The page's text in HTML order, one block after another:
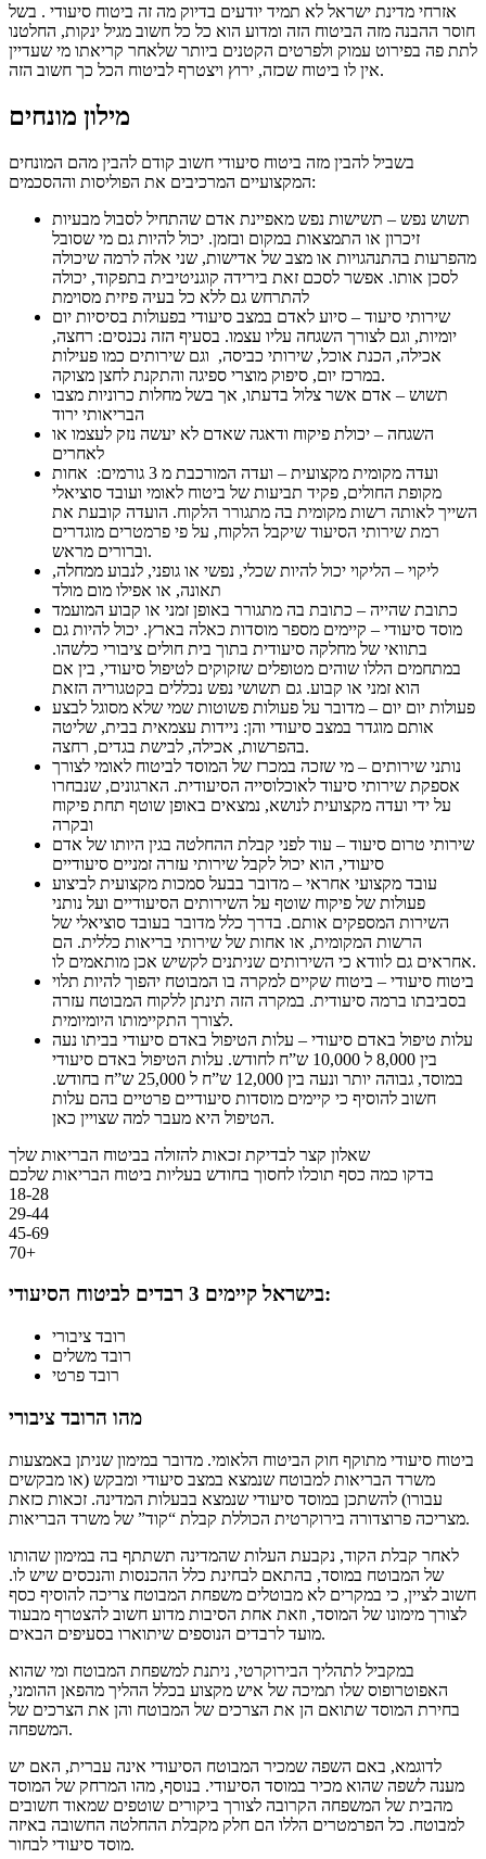
אזרחי מדינת ישראל לא תמיד יודעים בדיוק מה זה ביטוח סיעודי . בשל
חוסר ההבנה מזה הביטוח הזה ומדוע הוא כל כל חשוב מגיל ינקות, החלטנו
לתת פה בפירוט עמוק ולפרטים הקטנים ביותר שלאחר קריאתו מי שעדיין
אין לו ביטוח שכזה, ירוץ ויצטרף לביטוח הכל כך חשוב הזה.
מילון מונחים
בשביל להבין מזה ביטוח סיעודי חשוב קודם להבין מהם המונחים
המקצועיים המרכיבים את הפוליסות וההסכמים:
תשוש נפש – תשישות נפש מאפיינת אדם שהתחיל לסבול מבעיות
זיכרון או התמצאות במקום ובזמן. יכול להיות גם מי שסובל
מהפרעות בהתנהגויות או מצב של אדישות, שני אלה לרמה שיכולה
לסכן אותו. אפשר לסכם זאת בירידה קוגניטיבית בתפקוד, יכולה
להתרחש גם ללא כל בעיה פיזית מסוימת
שירותי סיעוד – סיוע לאדם במצב סיעודי בפעולות בסיסיות יום
יומיות, וגם לצורך השגחה עליו עצמו. בסעיף הזה נכנסים: רחצה,
אכילה, הכנת אוכל, שירותי כביסה, וגם שירותים כמו פעילות
במרכז יום, סיפוק מוצרי ספיגה והתקנת לחצן מצוקה.
תשוש – אדם אשר צלול בדעתו, אך בשל מחלות כרוניות מצבו
הבריאותי ירוד
השגחה – יכולת פיקוח ודאגה שאדם לא יעשה נזק לעצמו או
לאחרים
ועדה מקומית מקצועית – ועדה המורכבת מ 3 גורמים: אחות
מקופת החולים, פקיד תביעות של ביטוח לאומי ועובד סוציאלי
השייך לאותה רשות מקומית בה מתגורר הלקוח. הועדה קובעת את
רמת שירותי הסיעוד שיקבל הלקוח, על פי פרמטרים מוגדרים
וברורים מראש.
ליקוי – הליקוי יכול להיות שכלי, נפשי או גופני, לנבוע ממחלה,
תאונה, או אפילו מום מולד
כתובת שהייה – כתובת בה מתגורר באופן זמני או קבוע המועמד
מוסד סיעודי – קיימים מספר מוסדות כאלה בארץ. יכול להיות גם
בתוואי של מחלקה סיעודית בתוך בית חולים ציבורי כלשהו.
במתחמים הללו שוהים מטופלים שזקוקים לטיפול סיעודי, בין אם
הוא זמני או קבוע. גם תשושי נפש נכללים בקטגוריה הזאת
פעולות יום יום – מדובר על פעולות פשוטות שמי שלא מסוגל לבצע
אותם מוגדר במצב סיעודי והן: ניידות עצמאית בבית, שליטה
בהפרשות, אכילה, לבישת בגדים, רחצה.
נותני שירותים – מי שזכה במכרז של המוסד לביטוח לאומי לצורך
אספקת שירותי סיעוד לאוכלוסייה הסיעודית. הארגונים, שנבחרו
על ידי ועדה מקצועית לנושא, נמצאים באופן שוטף תחת פיקוח
ובקרה
שירותי טרום סיעוד – עוד לפני קבלת ההחלטה בגין היותו של אדם
סיעודי, הוא יכול לקבל שירותי עזרה זמניים סיעודיים
עובד מקצועי אחראי – מדובר בבעל סמכות מקצועית לביצוע
פעולות של פיקוח שוטף על השירותים הסיעודיים ועל נותני
השירות המספקים אותם. בדרך כלל מדובר בעובד סוציאלי של
הרשות המקומית, או אחות של שירותי בריאות כללית. הם
אחראים גם לוודא כי השירותים שניתנים לקשיש אכן מותאמים לו.
ביטוח סיעודי – ביטוח שקיים למקרה בו המבוטח יהפוך להיות תלוי
בסביבתו ברמה סיעודית. במקרה הזה תינתן ללקוח המבוטח עזרה
לצורך התקיימותו היומיומית.
עלות טיפול באדם סיעודי – עלות הטיפול באדם סיעודי בביתו נעה
בין 8,000 ל 10,000 ש”ח לחודש. עלות הטיפול באדם סיעודי
במוסד, גבוהה יותר ונעה בין 12,000 ש”ח ל 25,000 ש”ח בחודש.
חשוב להוסיף כי קיימים מוסדות סיעודיים פרטיים בהם עלות
הטיפול היא מעבר למה שצויין כאן.
שאלון קצר לבדיקת זכאות להזולה בביטוח הבריאות שלך
בדקו כמה כסף תוכלו לחסוך בחודש בעליות ביטוח הבריאות שלכם
18-28
29-44
45-69
70+
בישראל קיימים 3 רבדים לביטוח הסיעודי:
רובד ציבורי
רובד משלים
רובד פרטי
מהו הרובד ציבורי
ביטוח סיעודי מתוקף חוק הביטוח הלאומי. מדובר במימון שניתן באמצעות
משרד הבריאות למבוטח שנמצא במצב סיעודי ומבקש (או מבקשים
עבורו) להשתכן במוסד סיעודי שנמצא בבעלות המדינה. זכאות כזאת
מצריכה פרוצדורה בירוקרטית הכוללת קבלת “קוד” של משרד הבריאות.
לאחר קבלת הקוד, נקבעת העלות שהמדינה תשתתף בה במימון שהותו
של המבוטח במוסד, בהתאם לבחינת כלל ההכנסות והנכסים שיש לו.
חשוב לציין, כי במקרים לא מבוטלים משפחת המבוטח צריכה להוסיף כסף
לצורך מימונו של המוסד, וזאת אחת הסיבות מדוע חשוב להצטרף מבעוד
מועד לרבדים הנוספים שיתוארו בסעיפים הבאים.
במקביל לתהליך הבירוקרטי, ניתנת למשפחת המבוטח ומי שהוא
האפוטרופוס שלו תמיכה של איש מקצוע בכלל ההליך מהפאן ההומני,
בחירת המוסד שתואם הן את הצרכים של המבוטח והן את הצרכים של
המשפחה.
לדוגמא, באם השפה שמכיר המבוטח הסיעודי אינה עברית, האם יש
מענה לשפה שהוא מכיר במוסד הסיעודי. בנוסף, מהו המרחק של המוסד
מהבית של המשפחה הקרובה לצורך ביקורים שוטפים שמאוד חשובים
למבוטח. כל הפרמטרים הללו הם חלק מקבלת ההחלטה החשובה באיזה
מוסד סיעודי לבחור.